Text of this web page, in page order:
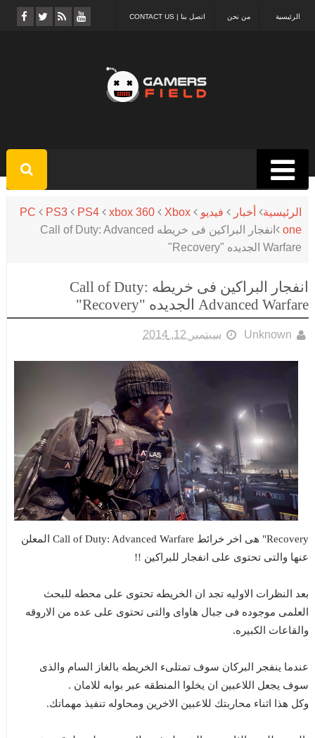
اتصل بنا | CONTACT US من نحن الرئيسية
الرئيسية أخبار فيديو PC PS3 PS4 xbox 360
Xbox
one
انفجار البراكين فى خريطه Call of Duty: Advanced
Warfare الجديده "Recovery"
انفجار البراكين فى خريطه Call of Duty:
Advanced Warfare الجديده "Recovery"
Unknown سبتمبر 12, 2014
Recovery" هى اخر خرائط Call of Duty: Advanced Warfare المعلن
عنها والتى تحتوى على انفجار للبراكين !!
بعد النظرات الاوليه تجد ان الخريطه تحتوى على محطه للبحث
العلمى موجوده فى جبال هاواى والتى تحتوى على عده من الاروقه
والقاعات الكبيره.
عندما ينفجر البركان سوف تمتلىء الخريطه بالغاز السام والذى
سوف يجعل اللاعبين ان يخلوا المنطقه عبر بوابه للامان .
وكل هذا اثناء محاربتك للاعبين الاخرين ومحاوله تنفيذ مهماتك.